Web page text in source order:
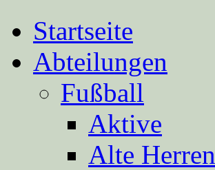
Startseite
Abteilungen
Fußball
Aktive
Alte Herren